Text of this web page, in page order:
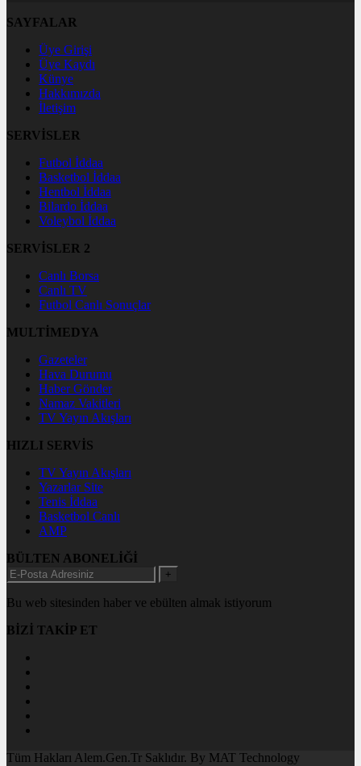
SAYFALAR
Üye Girişi
Üye Kaydı
Künye
Hakkımızda
İletişim
SERVİSLER
Futbol İddaa
Basketbol İddaa
Hentbol İddaa
Bilardo İddaa
Voleybol İddaa
SERVİSLER 2
Canlı Borsa
Canlı TV
Futbol Canlı Sonuçlar
MULTİMEDYA
Gazeteler
Hava Durumu
Haber Gönder
Namaz Vakitleri
TV Yayın Akışları
HIZLI SERVİS
TV Yayın Akışları
Yazarlar Site
Tenis İddaa
Basketbol Canlı
AMP
BÜLTEN ABONELİĞİ
+
Bu web sitesinden haber ve ebülten almak istiyorum
BİZİ TAKİP ET
Tüm Hakları Alem.Gen.Tr Saklıdır. By MAT Technology